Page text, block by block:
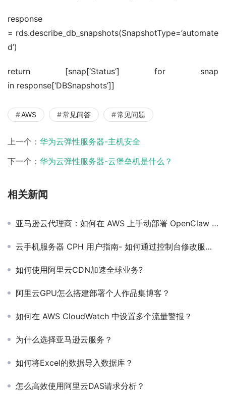
response
= rds.describe_db_snapshots(SnapshotType=’automate
d’)
return [snap[‘Status’] for snap
in response[‘DBSnapshots’]]
AWS 常见问答 常见问题
上一个： 华为云弹性服务器-主机安全
下一个： 华为云弹性服务器-云堡垒机是什么？
相关新闻
亚马逊云代理商：如何在 AWS 上手动部署 OpenClaw ？保姆级教程来了
云手机服务器 CPH 用户指南- 如何通过控制台修改服务器的名称？
如何使用阿里云CDN加速全球业务?
阿里云GPU怎么搭建部署个人作品集博客？
如何在 AWS CloudWatch 中设置多个流量警报？
为什么选择亚马逊云服务？
如何将Excel的数据导入数据库？
怎么高效使用阿里云DAS请求分析？